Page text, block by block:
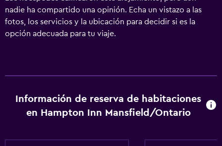
nadie ha compartido una opinión. Echa un vistazo a las
fotos, los servicios y la ubicación para decidir si es la
opción adecuada para tu viaje.
Información de reserva de habitaciones
en Hampton Inn Mansfield/Ontario